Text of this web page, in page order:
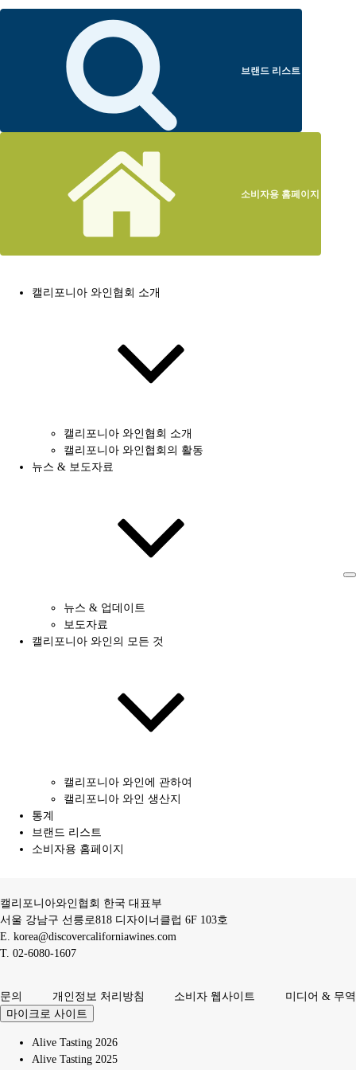
브랜드 리스트
소비자용 홈페이지
캘리포니아 와인협회 소개
캘리포니아 와인협회 소개
캘리포니아 와인협회의 활동
뉴스 & 보도자료
뉴스 & 업데이트
보도자료
캘리포니아 와인의 모든 것
캘리포니아 와인에 관하여
캘리포니아 와인 생산지
통계
브랜드 리스트
소비자용 홈페이지
캘리포니아와인협회 한국 대표부
서울 강남구 선릉로818 디자이너클럽 6F 103호
E. korea@discovercaliforniawines.com
T. 02-6080-1607
문의 개인정보 처리방침 소비자 웹사이트
미디어 & 무역
마이크로 사이트
Alive Tasting 2026
Alive Tasting 2025